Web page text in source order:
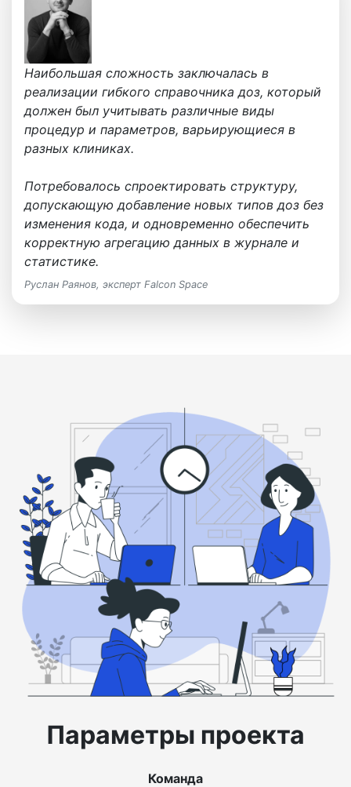
Наибольшая сложность заключалась в
реализации гибкого справочника доз, который
должен был учитывать различные виды
процедур и параметров, варьирующиеся в
разных клиниках.
Потребовалось спроектировать структуру,
допускающую добавление новых типов доз без
изменения кода, и одновременно обеспечить
корректную агрегацию данных в журнале и
статистике.
Руслан Раянов, эксперт Falcon Space
Параметры проекта
Команда